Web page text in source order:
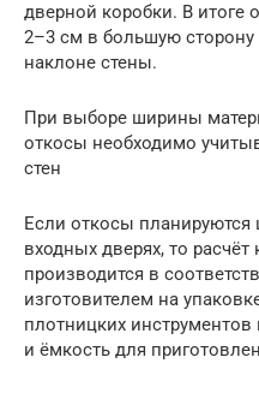
дверной коробки. В итоге
2–3 см в большую сторону
наклоне стены.
При выборе ширины
откосы необходимо
стен
Если откосы
входных дверях, то
производится в
изготовителем на
плотницких
и ёмкость для